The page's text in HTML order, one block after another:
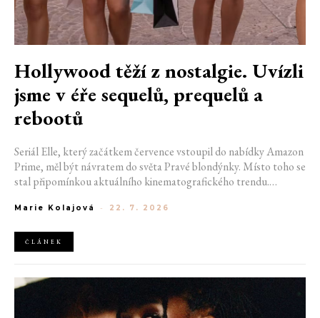
Hollywood těží z nostalgie. Uvízli
jsme v éře sequelů, prequelů a
rebootů
Seriál Elle, který začátkem července vstoupil do nabídky Amazon
Prime, měl být návratem do světa Pravé blondýnky. Místo toho se
stal připomínkou aktuálního kinematografického trendu.
Prequely, sequely, spin-offy i rebooty zaplnily kina i streamovací
vzácností. Proč se filmový průmysl tak moc bojí nových nápadů?
A můžeme si za to sami?
Marie Kolajová - 22. 7. 2026
ČLÁNEK